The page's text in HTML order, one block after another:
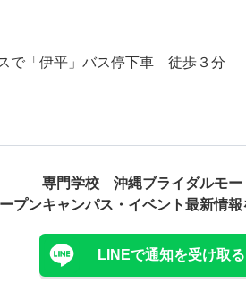
で「伊平」バス停下車 徒歩３分
専門学校 沖縄ブライダルモー
プンキャンパス・ イベント最新情報
LINEで通知を受け取る